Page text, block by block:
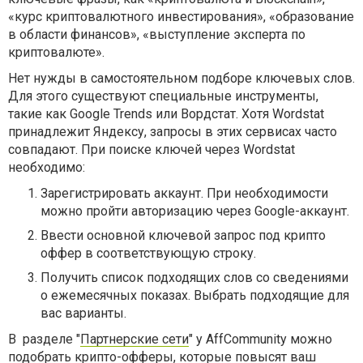
«курс криптовалютного инвестирования», «образование
в области финансов», «выступление эксперта по
криптовалюте».
Нет нужды в самостоятельном подборе ключевых слов.
Для этого существуют специальные инструменты,
такие как Google Trends или Вордстат. Хотя Wordstat
принадлежит Яндексу, запросы в этих сервисах часто
совпадают. При поиске ключей через Wordstat
необходимо:
Зарегистрировать аккаунт. При необходимости
можно пройти авторизацию через Google-аккаунт.
Ввести основной ключевой запрос под крипто
оффер в соответствующую строку.
Получить список подходящих слов со сведениями
о ежемесячных показах. Выбрать подходящие для
вас варианты.
В разделе "Партнерские сети" у AffCommunity можно
подобрать крипто-офферы, которые повысят ваш